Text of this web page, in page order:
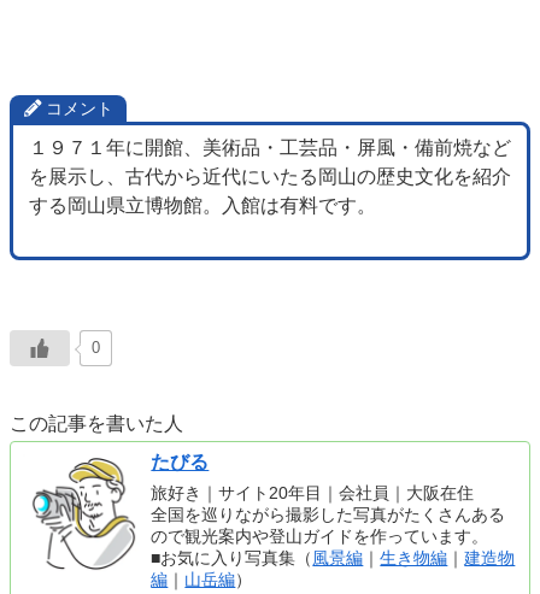
コメント
１９７１年に開館、美術品・工芸品・屏風・備前焼など
を展示し、古代から近代にいたる岡山の歴史文化を紹介
する岡山県立博物館。入館は有料です。
0
この記事を書いた人
たびる
旅好き｜サイト20年目｜会社員｜大阪在住
全国を巡りながら撮影した写真がたくさんある
ので観光案内や登山ガイドを作っています。
■お気に入り写真集（風景編 ｜生き物編 ｜建造物
編 ｜ 山岳編）